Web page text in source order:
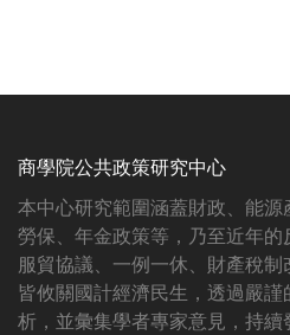
商學院公共政策研究中心
本中心研究範圍涵蓋財政、能源
勞保、年金政策等，乃至近年的
服貿協議、一例一休、財產稅制
皆攸關國計經濟民生，透過嚴謹
析，並彙集學者專家意見，持續